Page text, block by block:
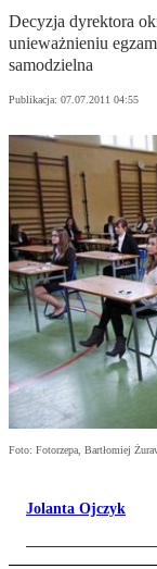
Decyzja dyrektora
unieważnieniu
samodzielna
Publikacja: 07.07.2011 04:55
Foto: Fotorzepa, Bartłomiej
Jolanta Ojczyk